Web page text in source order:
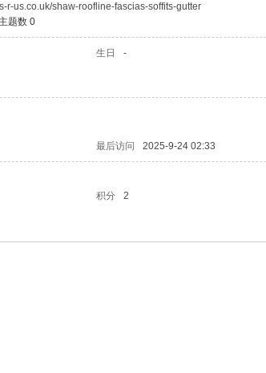
r-us.co.uk/shaw-roofline-fascias-soffits-gutter
主题数 0
生日 -
最后访问 2025-9-24 02:33
积分 2